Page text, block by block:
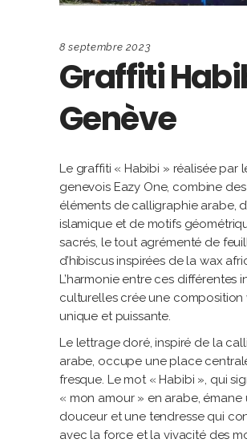
8 septembre 2023
Graffiti
Genève
Le graffiti « Habibi » réalisée par
genevois Eazy One, combine des
éléments de calligraphie arabe,
islamique et de motifs
sacrés, le tout agrémenté de
d’hibiscus inspirées de la wax
L’harmonie entre ces différentes
culturelles crée une composition
unique et puissante.
Le lettrage doré, inspiré de la
arabe, occupe une place
fresque. Le mot « Habibi », qui
« mon amour » en arabe, émane
douceur et une tendresse qui
avec la force et la vivacité des